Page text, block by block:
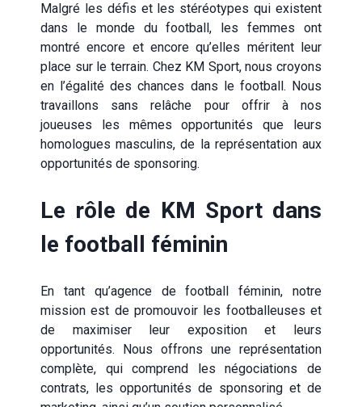
Malgré les défis et les stéréotypes qui existent
dans le monde du football, les femmes ont
montré encore et encore qu’elles méritent leur
place sur le terrain. Chez KM Sport, nous croyons
en l’égalité des chances dans le football. Nous
travaillons sans relâche pour offrir à nos
joueuses les mêmes opportunités que leurs
homologues masculins, de la représentation aux
opportunités de sponsoring.
Le rôle de KM Sport dans
le football féminin
En tant qu’agence de football féminin, notre
mission est de promouvoir les footballeuses et
de maximiser leur exposition et leurs
opportunités. Nous offrons une représentation
complète, qui comprend les négociations de
contrats, les opportunités de sponsoring et de